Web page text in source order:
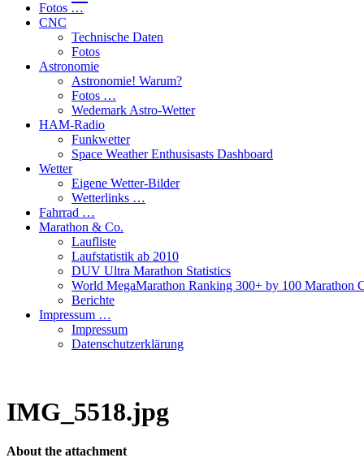
Fotos …
CNC
Technische Daten
Fotos
Astronomie
Astronomie! Warum?
Fotos …
Wedemark Astro-Wetter
HAM-Radio
Funkwetter
Space Weather Enthusisasts Dashboard
Wetter
Eigene Wetter-Bilder
Wetterlinks …
Fahrrad …
Marathon & Co.
Laufliste
Laufstatistik ab 2010
DUV Ultra Marathon Statistics
World MegaMarathon Ranking 300+ by 100 Marathon
Berichte
Impressum …
Impressum
Datenschutzerklärung
IMG_5518.jpg
About the attachment